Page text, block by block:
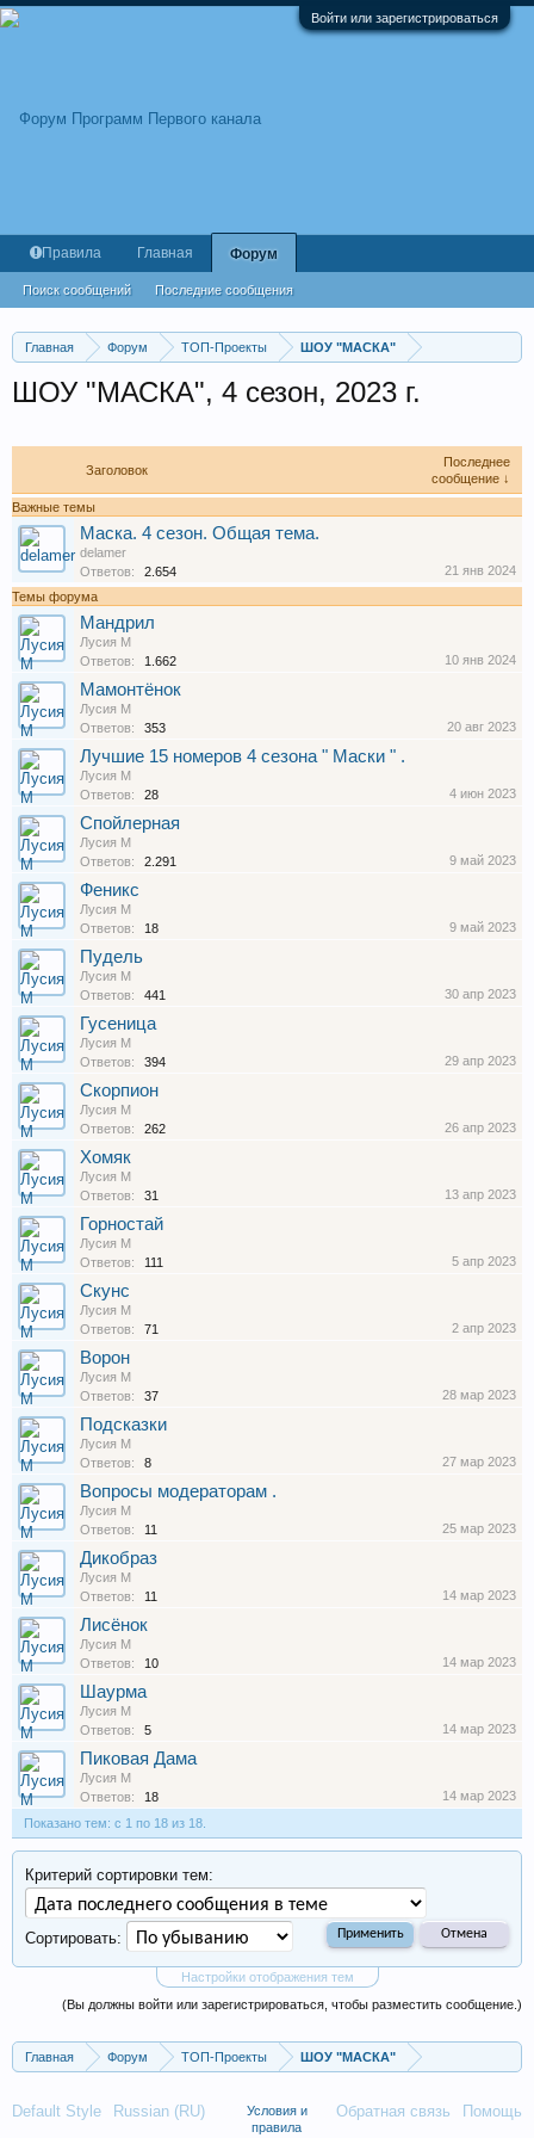
Войти или зарегистрироваться
Главная Форум ТОП-Проекты ШОУ "МАСКА"
ШОУ "МАСКА", 4 сезон, 2023 г.
Заголовок
Последнее
сообщение ↓
Важные темы
Маска. 4 сезон. Общая тема.
delamer
Ответов:
2.654
21 янв 2024
Темы форума
Мандрил
Лусия М
Ответов:
1.662 10 янв 2024
Мамонтёнок
Лусия М
Ответов:
353 20 авг 2023
Лучшие 15 номеров 4 сезона " Маски " .
Лусия М
Ответов:
28 4 июн 2023
Спойлерная
Лусия М
Ответов:
2.291 9 май 2023
Феникс
Лусия М
Ответов:
18 9 май 2023
Пудель
Лусия М
Ответов:
441 30 апр 2023
Гусеница
Лусия М
Ответов:
394 29 апр 2023
Скорпион
Лусия М
Ответов:
262 26 апр 2023
Хомяк
Лусия М
Ответов:
31 13 апр 2023
Горностай
Лусия М
Ответов:
111 5 апр 2023
Скунс
Лусия М
Ответов:
71 2 апр 2023
Ворон
Лусия М
Ответов:
37 28 мар 2023
Подсказки
Лусия М
Ответов:
8 27 мар 2023
Вопросы модераторам .
Лусия М
Ответов:
11 25 мар 2023
Дикобраз
Лусия М
Ответов:
11 14 мар 2023
Лисёнок
Лусия М
Ответов:
10 14 мар 2023
Шаурма
Лусия М
Ответов:
5 14 мар 2023
Пиковая Дама
Лусия М
Ответов:
18
14 мар 2023
Показано тем: с 1 по 18 из 18.
Настройки отображения тем
Критерий сортировки тем:
Сортировать:
(Вы должны войти или зарегистрироваться, чтобы разместить сообщение.)
Главная Форум ТОП-Проекты ШОУ "МАСКА"
Правила Главная Форум
Поиск сообщений Последние сообщения
Default Style Russian (RU) Обратная связь Помощь
Условия и
правила